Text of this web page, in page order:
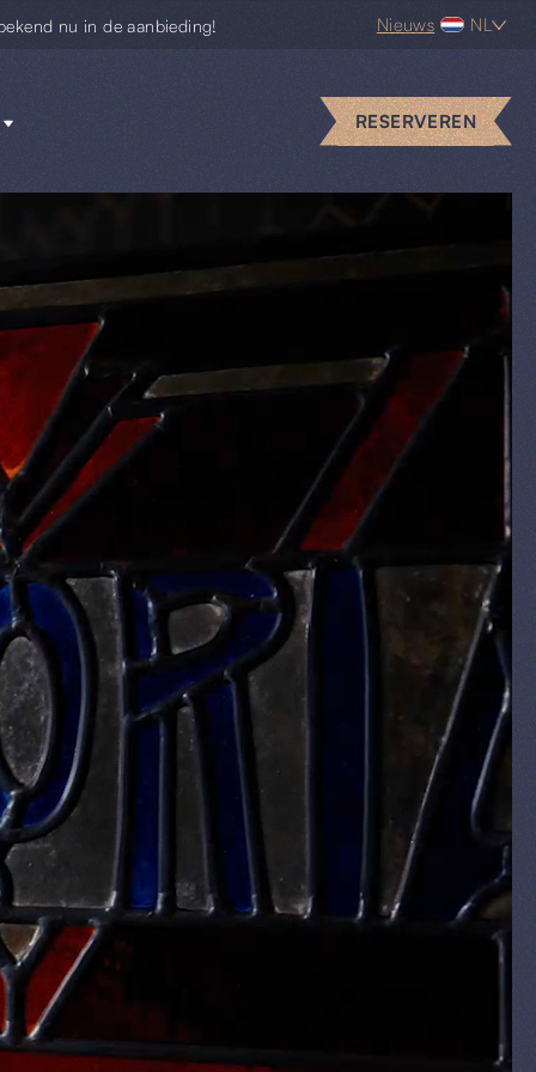
nu in de aanbieding! Nieuws NL
RESERVEREN